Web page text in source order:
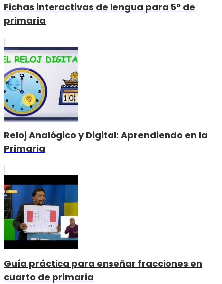
Fichas interactivas de lengua para 5º de
primaria
Reloj Analógico y Digital: Aprendiendo en la
Primaria
Guía práctica para enseñar fracciones en
cuarto de primaria